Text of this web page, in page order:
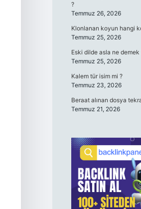
?
Temmuz 26, 2026
Klonlanan koyun hangi
Temmuz 25, 2026
Eski dilde asla ne demek
Temmuz 25, 2026
Kalem tür isim mi ?
Temmuz 23, 2026
Beraat alınan dosya
Temmuz 21, 2026